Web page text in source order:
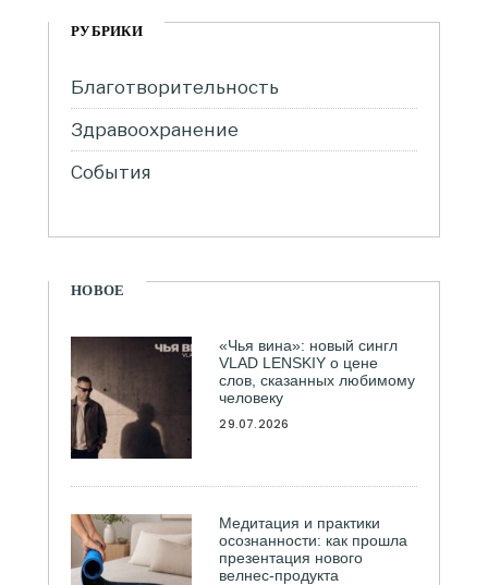
РУБРИКИ
Благотворительность
Здравоохранение
События
НОВОЕ
«Чья вина»: новый сингл
VLAD LENSKIY о цене
слов, сказанных любимому
человеку
29.07.2026
Медитация и практики
осознанности: как прошла
презентация нового
велнес-продукта